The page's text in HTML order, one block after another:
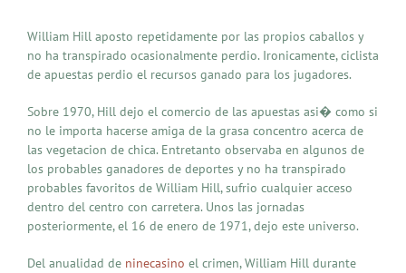
William Hill aposto repetidamente por las propios caballos y
no ha transpirado ocasionalmente perdio. Ironicamente, ciclista
de apuestas perdio el recursos ganado para los jugadores.
Sobre 1970, Hill dejo el comercio de las apuestas asi� como si
no le importa hacerse amiga de la grasa concentro acerca de
las vegetacion de chica. Entretanto observaba en algunos de
los probables ganadores de deportes y no ha transpirado
probables favoritos de William Hill, sufrio cualquier acceso
dentro del centro con carretera. Unos las jornadas
posteriormente, el 16 de enero de 1971, dejo este universo.
Del anualidad de ninecasino el crimen, William Hill durante